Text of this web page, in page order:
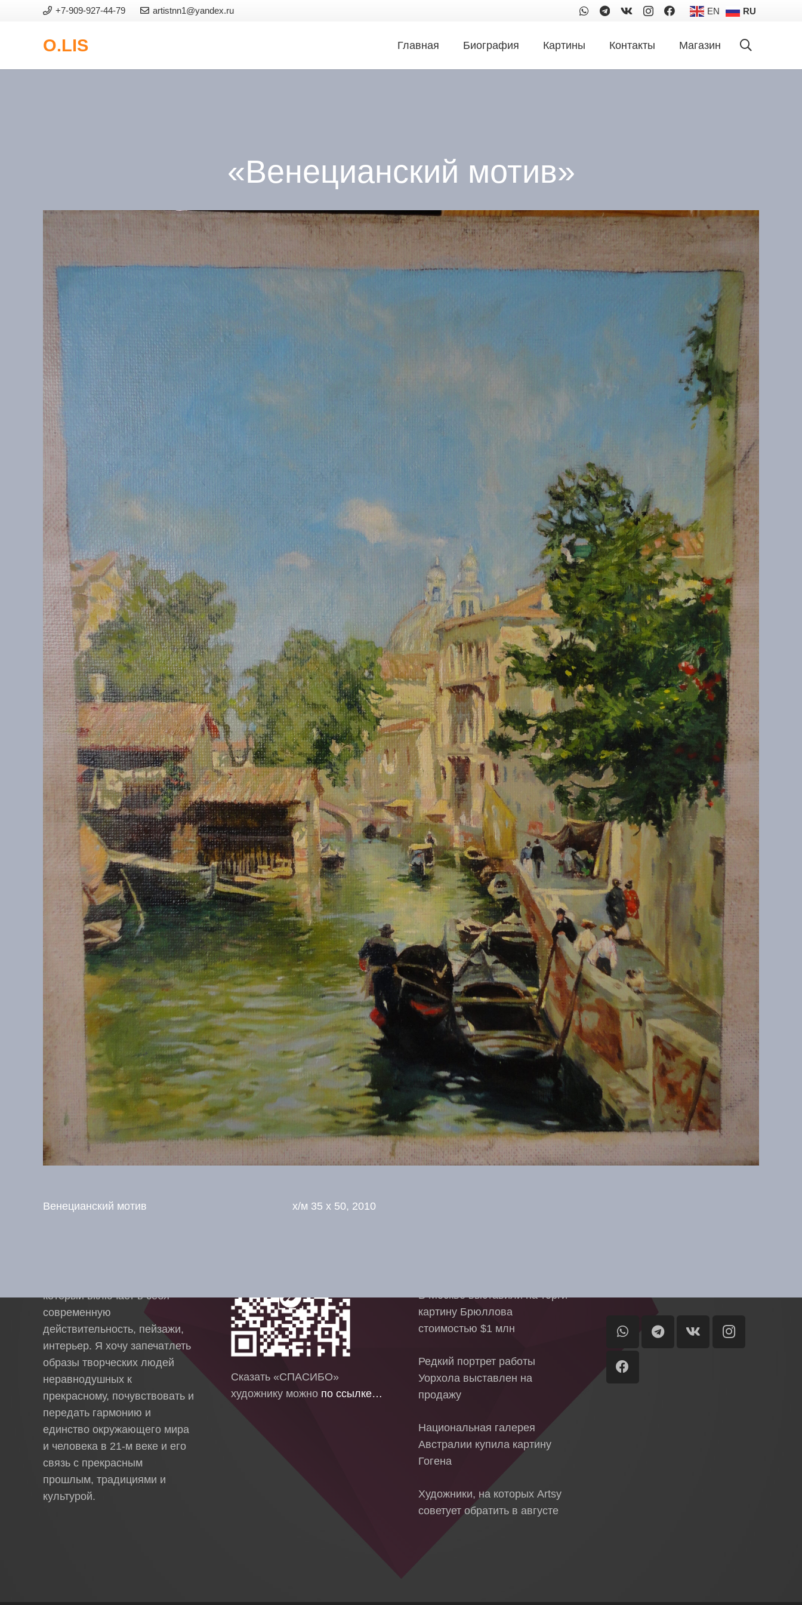
+7-909-927-44-79 artistnn1@yandex.ru EN RU
O.LIS Главная Биография Картины Контакты Магазин
«Венецианский мотив»
Венецианский мотив х/м 35 x 50, 2010
О художнике
который включает в себя
современную
действительность, пейзажи,
интерьер. Я хочу запечатлеть
образы творческих людей
неравнодушных к
прекрасному, почувствовать и
передать гармонию и
единство окружающего мира
и человека в 21-м веке и его
связь с прекрасным
прошлым, традициями и
культурой.
Сказать «СПАСИБО»
художнику можно по ссылке…
В Москве выставили на торги
картину Брюллова
стоимостью $1 млн
Редкий портрет работы
Уорхола выставлен на
продажу
Национальная галерея
Австралии купила картину
Гогена
Художники, на которых Artsy
советует обратить в августе